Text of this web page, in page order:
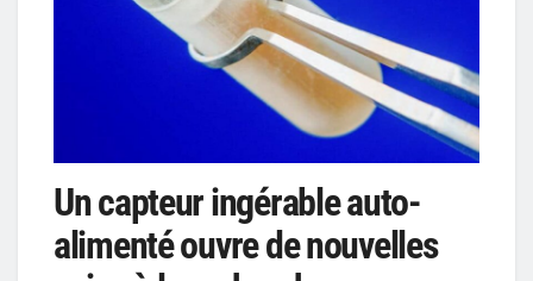
Un capteur ingérable auto-
alimenté ouvre de nouvelles